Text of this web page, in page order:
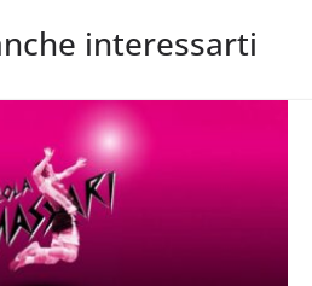
interessarti